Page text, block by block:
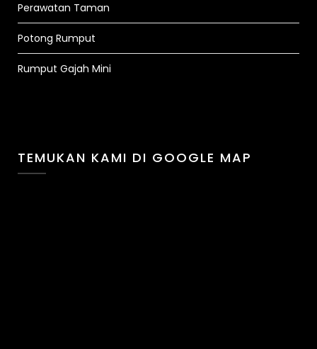
Perawatan Taman
Potong Rumput
Rumput Gajah Mini
TEMUKAN KAMI DI GOOGLE MAP